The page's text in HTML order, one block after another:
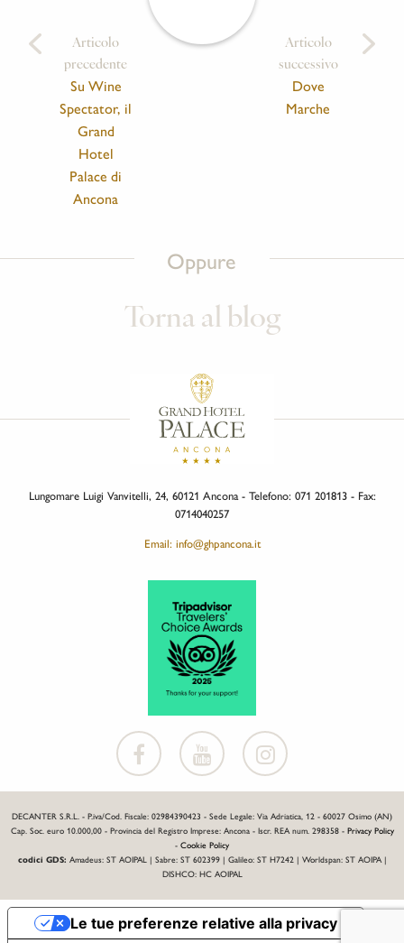
Articolo
precedente
Su Wine
Spectator, il
Grand
Hotel
Palace di
Ancona
Articolo
successivo
Dove
Marche
Oppure
Torna al blog
Lungomare Luigi Vanvitelli, 24, 60121 Ancona - Telefono: 071 201813 - Fax:
0714040257
Email: info@ghpancona.it
DECANTER S.R.L. - P.iva/Cod. Fiscale: 02984390423 - Sede Legale: Via Adriatica, 12 - 60027 Osimo (AN)
Cap. Soc. euro 10.000,00 - Provincia del Registro Imprese: Ancona - Iscr. REA num. 298358 - Privacy Policy
- Cookie Policy
codici GDS: Amadeus: ST AOIPAL | Sabre: ST 602399 | Galileo: ST H7242 | Worldspan: ST AOIPA |
DISHCO: HC AOIPAL
Le tue preferenze relative alla privacy